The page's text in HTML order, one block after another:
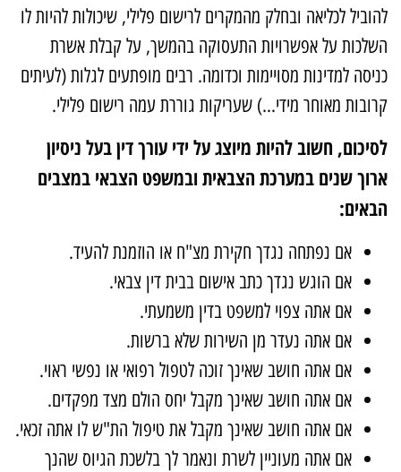
לכליאה ובחלק מהמקרים לרישום פלילי, שיכולות להיות לו
על אפשרויות התעסוקה בהמשך, על קבלת אשרת
למדינות מסויימות וכדומה. רבים מופתעים לגלות (לעיתים
מאוחר מידי…) שעריקות גוררת עמה רישום פלילי.
חשוב להיות מיוצג על ידי עורך דין בעל ניסיון
שנים במערכת הצבאית ובמשפט הצבאי במצבים
אם נפתחה נגדך חקירת מצ"ח או הוזמנת להעיד.
אם הוגש נגדך כתב אישום בבית דין צבאי.
אם אתה צפוי למשפט בדין משמעתי.
אם אתה נעדר מן השירות שלא ברשות.
אם אתה חושב שאינך זוכה לטפול רפואי או נפשי ראוי.
אם אתה חושב שאינך מקבל יחס הולם מצד מפקדים.
אם אתה חושב שאינך מקבל את טיפול הת"ש לו אתה זכאי.
אם אתה מעוניין לשרת ונאמר לך בלשכת הגיוס שהנך